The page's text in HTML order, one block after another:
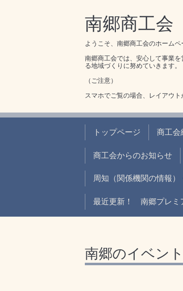
南郷商工会
ようこそ、南郷商工会のホームペ
南郷商工会では、安心して事業
る地域づくりに努めていきます。
（ご注意）
スマホでご覧の場合、レイアウ
トップページ 商工会
商工会からのお知らせ
周知（関係機関の情報
最近更新！ 南郷プレミ
南郷のイベン